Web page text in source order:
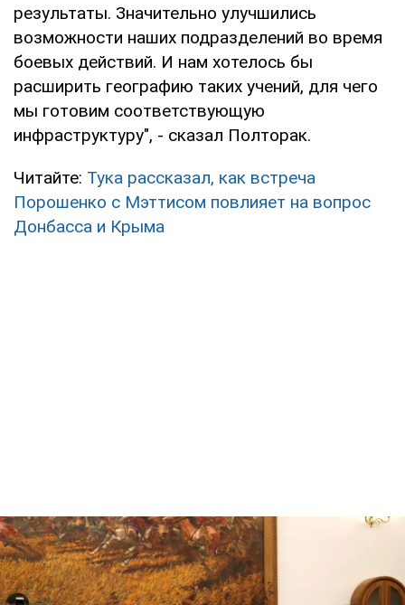
результаты. Значительно улучшились
возможности наших подразделений во время
боевых действий. И нам хотелось бы
расширить географию таких учений, для чего
мы готовим соответствующую
инфраструктуру", - сказал Полторак.
Читайте: Тука рассказал, как встреча
Порошенко с Мэттисом повлияет на вопрос
Донбасса и Крыма